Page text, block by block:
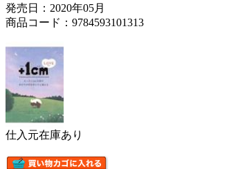
発売日：2020年05月
商品コード：9784593101313
仕入元在庫あり